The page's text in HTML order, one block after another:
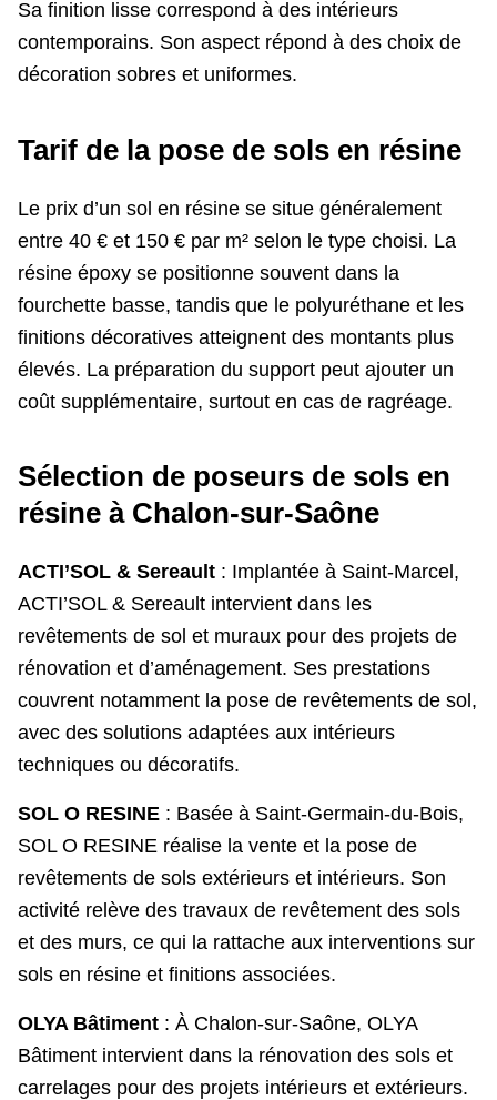
Sa finition lisse correspond à des intérieurs
contemporains. Son aspect répond à des choix de
décoration sobres et uniformes.
Tarif de la pose de sols en résine
Le prix d’un sol en résine se situe généralement
entre 40 € et 150 € par m² selon le type choisi. La
résine époxy se positionne souvent dans la
fourchette basse, tandis que le polyuréthane et les
finitions décoratives atteignent des montants plus
élevés. La préparation du support peut ajouter un
coût supplémentaire, surtout en cas de ragréage.
Sélection de poseurs de sols en
résine à Chalon-sur-Saône
ACTI’SOL & Sereault : Implantée à Saint-Marcel,
ACTI’SOL & Sereault intervient dans les
revêtements de sol et muraux pour des projets de
rénovation et d’aménagement. Ses prestations
couvrent notamment la pose de revêtements de sol,
avec des solutions adaptées aux intérieurs
techniques ou décoratifs.
SOL O RESINE : Basée à Saint-Germain-du-Bois,
SOL O RESINE réalise la vente et la pose de
revêtements de sols extérieurs et intérieurs. Son
activité relève des travaux de revêtement des sols
et des murs, ce qui la rattache aux interventions sur
sols en résine et finitions associées.
OLYA Bâtiment : À Chalon-sur-Saône, OLYA
Bâtiment intervient dans la rénovation des sols et
carrelages pour des projets intérieurs et extérieurs.